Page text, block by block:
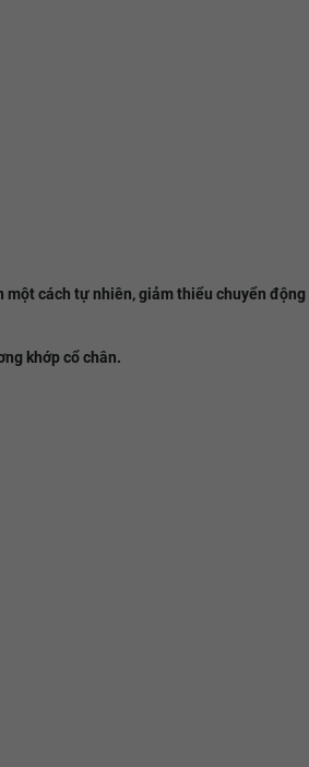
cách tự nhiên, giảm thiểu chuyển
khớp cổ chân.